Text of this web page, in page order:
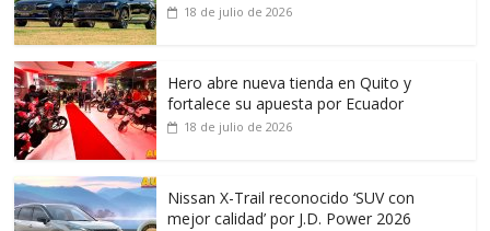
18 de julio de 2026
Hero abre nueva tienda en Quito y
fortalece su apuesta por Ecuador
18 de julio de 2026
Nissan X-Trail reconocido ‘SUV con
mejor calidad’ por J.D. Power 2026